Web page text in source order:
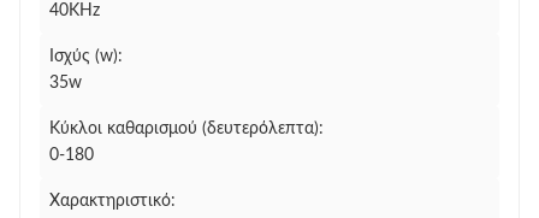
40KHz
Ισχύς (w):
35w
Κύκλοι καθαρισμού (δευτερόλεπτα):
0-180
Χαρακτηριστικό: